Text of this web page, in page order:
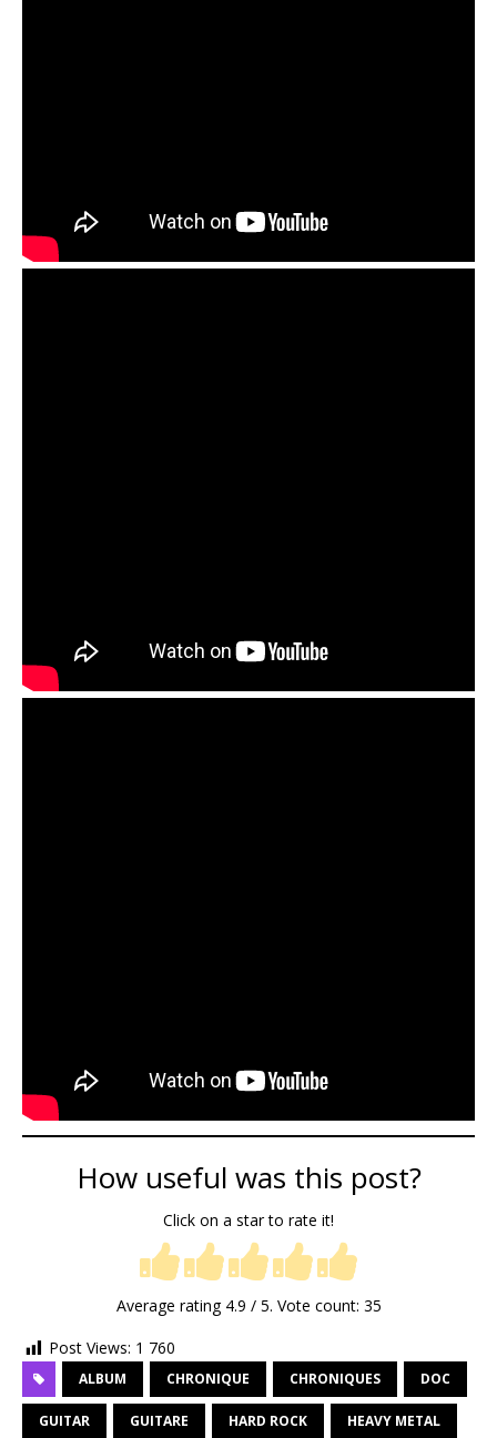
How useful was this post?
Click on a star to rate it!
Average rating 4.9 / 5. Vote count: 35
Post Views: 1 760
ALBUM CHRONIQUE CHRONIQUES DOC
GUITAR GUITARE HARD ROCK HEAVY METAL